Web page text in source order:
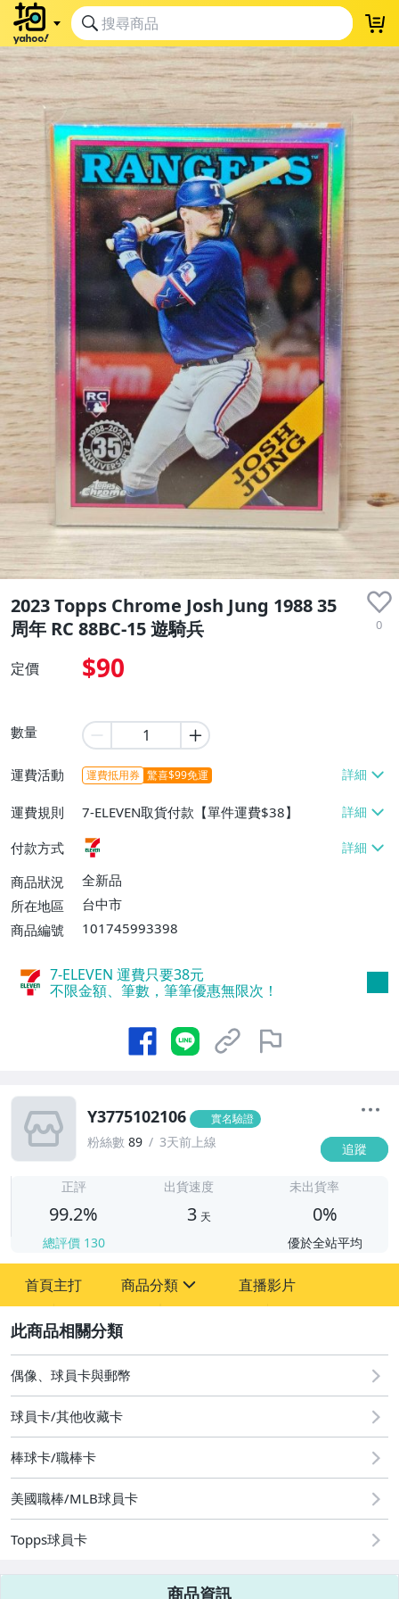
2023 Topps Chrome Josh Jung 1988 35
周年 RC 88BC-15 遊騎兵
0
定價 $90
數量
運費活動 運費抵用券 驚喜$99免運
運費規則
7-ELEVEN取貨付款【單件運費$38】
付款方式
商品狀況
全新品
所在地區
台中市
商品編號
101745993398
7-ELEVEN 運費只要38元
不限金額、筆數，筆筆優惠無限次！
Y3775102106 實名驗證
粉絲數 89 3天前上線 追蹤
正評
99.2%
總評價 130
出貨速度
3 天
未出貨率
0%
優於全站平均
首頁主打 商品分類
偶像、球員卡與郵幣
直播影片
偶像、球員卡與郵幣
球員卡/其他收藏卡
棒球卡/職棒卡
美國職棒/MLB球員卡
Topps球員卡
商品資訊